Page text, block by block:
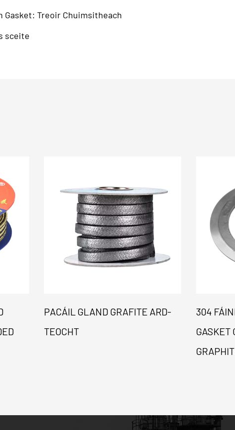
Gasket: Treoir Chuimsitheach
sceite
PACÁIL GLAND GRAFITE ARD-
TEOCHT
304
GASKET